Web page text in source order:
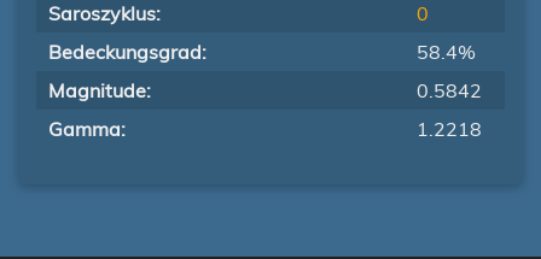
Saroszyklus:
0
Bedeckungsgrad:
58.4%
Magnitude:
0.5842
Gamma:
1.2218